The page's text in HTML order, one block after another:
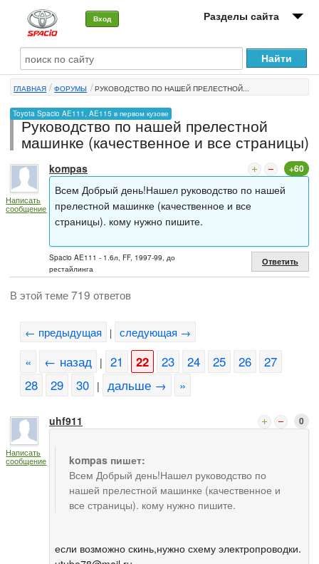
Вход Разделы сайта
О машине
Автоклуб
Форумы
Сервисы и услуги
Новости
ГЛАВНАЯ ФОРУМЫ РУКОВОДСТВО ПО НАШЕЙ ПРЕЛЕСТНОЙ...
Toyota Spacio AE111, AE115 в первом кузове
Руководство по нашей прелестной
машинке (качественное и все страницы)
Написать
сообщение
kompas +60
Всем Добрый день!Нашел руководство по нашей
прелестной машинке (качественное и все
страницы). кому нужно пишите.
Spacio AE111 - 1.6л, FF, 1997-99, до
рестайлинга
Ответить
В этой теме 719 ответов
← предыдущая | следующая →
« ← назад | 21 22 23 24 25 26
27
28
29 30 | дальше → »
Написать
сообщение
uhf911 0
kompas пишет:
Всем Добрый день!Нашел руководство по
нашей прелестной машинке (качественное и
все страницы). кому нужно пишите.
если возможно скинь,нужно схему электропроводки.